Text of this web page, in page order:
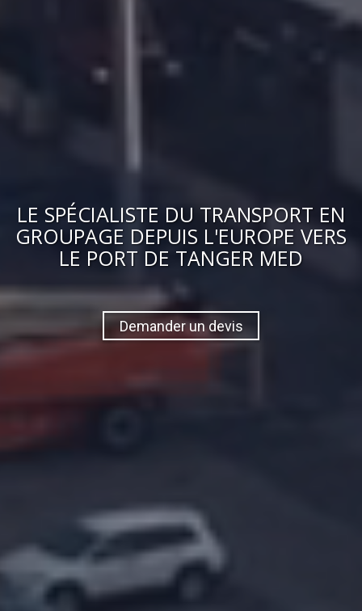
LE SPÉCIALISTE DU TRANSPORT EN
GROUPAGE DEPUIS L'EUROPE VERS
LE PORT DE TANGER MED
Demander un devis